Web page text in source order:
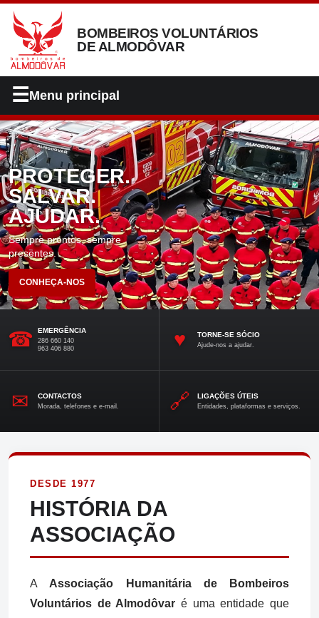
BOMBEIROS VOLUNTÁRIOS
DE ALMODÔVAR
☰Menu principal
PROTEGER.
SALVAR.
AJUDAR.
Sempre prontos, sempre
presentes.
CONHEÇA-NOS
☎ EMERGÊNCIA
286 660 140
963 406 880
♥ TORNE-SE SÓCIO
Ajude-nos a ajudar.
✉ CONTACTOS
Morada, telefones e e-mail. 🔗 LIGAÇÕES ÚTEIS
Entidades, plataformas e serviços.
DESDE 1977
HISTÓRIA DA
ASSOCIAÇÃO
A Associação Humanitária de Bombeiros
Voluntários de Almodôvar é uma entidade que